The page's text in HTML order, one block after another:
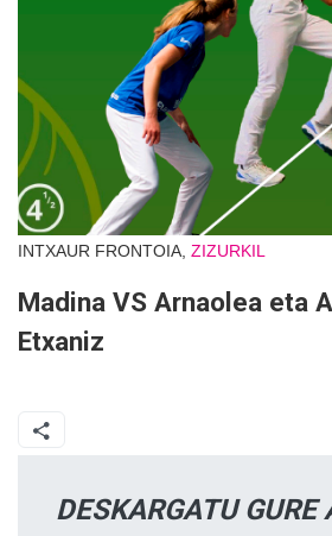
INTXAUR FRONTOIA, ZIZURKIL
Madina VS Arnaolea eta
Etxaniz
DESKARGATU GURE